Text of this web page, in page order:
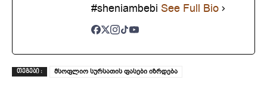
#sheniambebi See Full Bio
ᲗᲔᲒᲔᲑᲘ : მსოფლიო სურსათის ფასები იზრდება